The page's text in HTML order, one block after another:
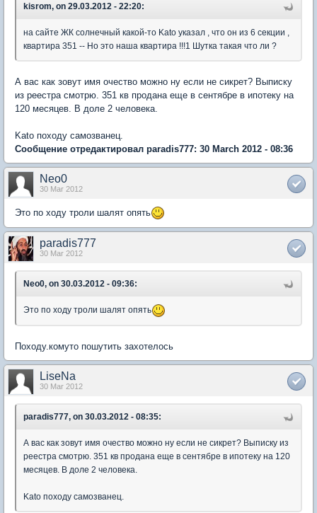
kisrom, on 29.03.2012 - 22:20:
на сайте ЖК солнечный какой-то Kato указал , что он из 6 секции ,
квартира 351 -- Но это наша квартира !!!1 Шутка такая что ли ?
А вас как зовут имя очество можно ну если не сикрет? Выписку
из реестра смотрю. 351 кв продана еще в сентябре в ипотеку на
120 месяцев. В доле 2 человека.
Kato походу самозванец.
Сообщение отредактировал paradis777: 30 March 2012 - 08:36
Neo0
30 Mar 2012
Это по ходу троли шалят опять
paradis777
30 Mar 2012
Neo0, on 30.03.2012 - 09:36:
Это по ходу троли шалят опять
Походу.комуто пошутить захотелось
LiseNa
30 Mar 2012
paradis777, on 30.03.2012 - 08:35:
А вас как зовут имя очество можно ну если не сикрет? Выписку из
реестра смотрю. 351 кв продана еще в сентябре в ипотеку на 120
месяцев. В доле 2 человека.
Kato походу самозванец.